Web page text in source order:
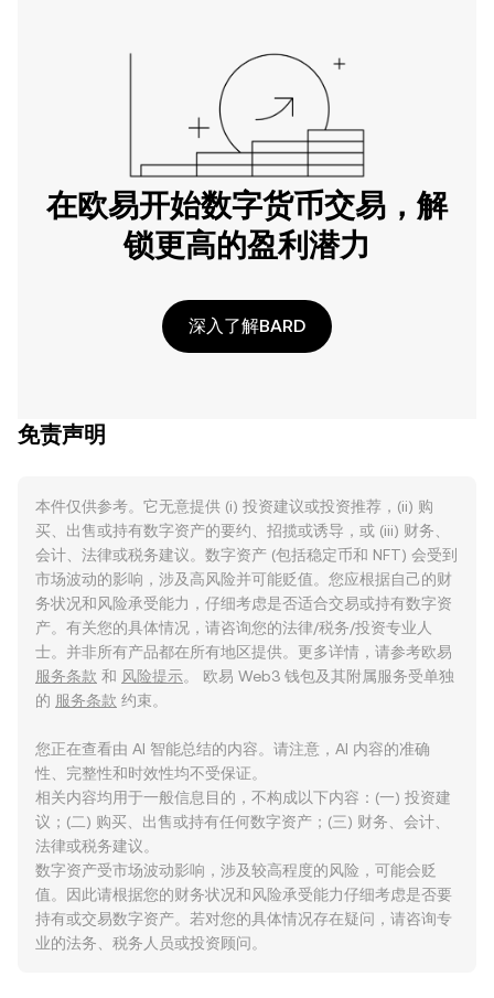
在欧易开始数字货币交易，解
锁更高的盈利潜力
深入了解BARD
免责声明
本件仅供参考。它无意提供 (i) 投资建议或投资推荐，(ii) 购
买、出售或持有数字资产的要约、招揽或诱导，或 (iii) 财务、
会计、法律或税务建议。数字资产 (包括稳定币和 NFT) 会受到
市场波动的影响，涉及高风险并可能贬值。您应根据自己的财
务状况和风险承受能力，仔细考虑是否适合交易或持有数字资
产。有关您的具体情况，请咨询您的法律/税务/投资专业人
士。并非所有产品都在所有地区提供。更多详情，请参考欧易
服务条款 和 风险提示。 欧易 Web3 钱包及其附属服务受单独
的 服务条款 约束。
您正在查看由 AI 智能总结的内容。请注意，AI 内容的准确
性、完整性和时效性均不受保证。
相关内容均用于一般信息目的，不构成以下内容：(一) 投资建
议；(二) 购买、出售或持有任何数字资产；(三) 财务、会计、
法律或税务建议。
数字资产受市场波动影响，涉及较高程度的风险，可能会贬
值。因此请根据您的财务状况和风险承受能力仔细考虑是否要
持有或交易数字资产。若对您的具体情况存在疑问，请咨询专
业的法务、税务人员或投资顾问。